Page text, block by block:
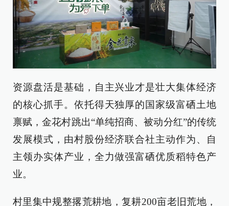
资源盘活是基础，自主兴业才是壮大集体经济
的核心抓手。依托得天独厚的国家级富硒土地
禀赋，金花村跳出“单纯招商、被动分红”的传统
发展模式，由村股份经济联合社主动作为、自
主领办实体产业，全力做强富硒优质稻特色产
业。
村里集中规整撂荒耕地，复耕200亩老旧荒地，